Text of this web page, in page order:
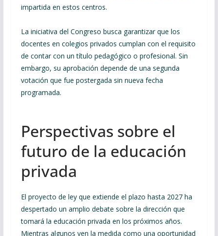
impartida en estos centros.
La iniciativa del Congreso busca garantizar que los
docentes en colegios privados cumplan con el requisito
de contar con un título pedagógico o profesional. Sin
embargo, su aprobación depende de una segunda
votación que fue postergada sin nueva fecha
programada.
Perspectivas sobre el
futuro de la educación
privada
El proyecto de ley que extiende el plazo hasta 2027 ha
despertado un amplio debate sobre la dirección que
tomará la educación privada en los próximos años.
Mientras algunos ven la medida como una oportunidad